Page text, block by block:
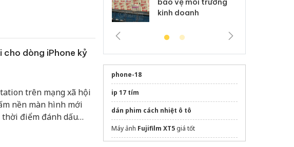
cho dòng iPhone kỷ
trên mạng xã hội
nền màn hình mới
thời điểm đánh dấu
kinh doanh
phone-18
ip 17 tím
dán phim cách nhiệt ô tô
Máy ảnh Fujifilm XT5 giá tốt